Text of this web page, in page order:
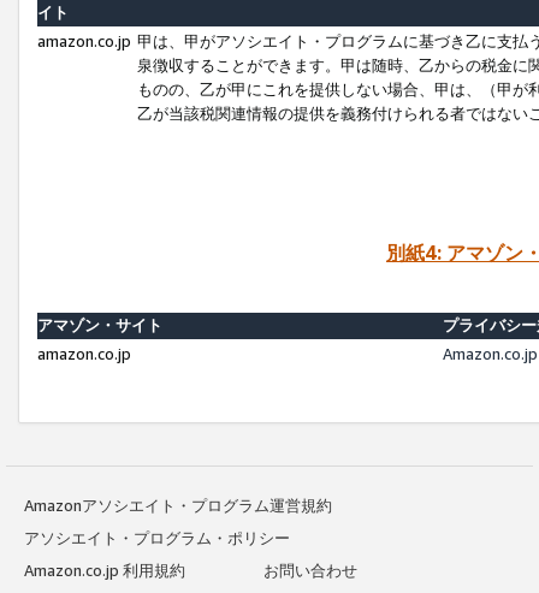
イト
amazon.co.jp 甲は、甲がアソシエイト・プログラムに基づき乙に支
泉徴収することができます。甲は随時、乙からの税金
ものの、乙が甲にこれを提供しない場合、甲は、（甲
乙が当該税関連情報の提供を義務付けられる者ではな
別紙4: アマゾン
アマゾン・サイト
プライバシ
amazon.co.jp
Amazonアソシエイト・プログラム運営規約
アソシエイト・プログラム・ポリシー
Amazon.co.jp 利用規約
お問い合わせ